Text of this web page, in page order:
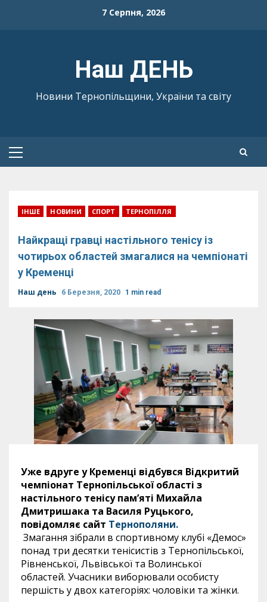
7 Серпня, 2026
Наш ДЕНЬ
Новини Тернопільщини, України та світу
Primary
ІНШЕ НОВИНИ СПОРТ ТЕРНОПІЛЛЯ
Найкращі гравці настільного тенісу із
чотирьох областей змагалися на чемпіонаті
у Кременці
Наш день 6 Березня, 2020 1 min read
Уже вдруге у Кременці відбувся Відкритий
чемпіонат Тернопільської області з
настільного тенісу пам’яті Михайла
Дмитришака та Василя Руцького,
повідомляє сайт Тернополяни.
Змагання зібрали в спортивному клубі «Демос»
понад три десятки тенісистів з Тернопільської,
Рівненської, Львівської та Волинської
областей. Учасники виборювали особисту
першість у двох категоріях: чоловіки та жінки.